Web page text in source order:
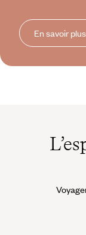
En savoir plus